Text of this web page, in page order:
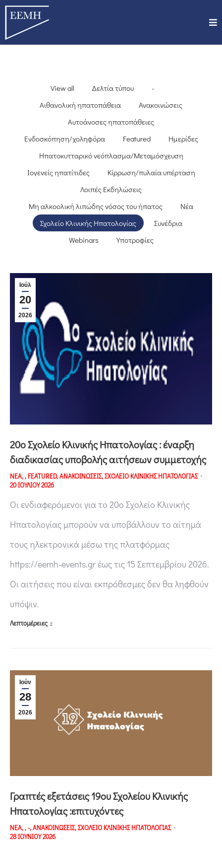
View all Δελτία τύπου
-
Αιθανολική ηπατοπάθεια
Ανακοινώσεις
Αυτοάνοσες ηπατοπάθειες
Ενδοσκόπηση/χοληφόρα
Featured
Ημερίδες
Ηπατοκυτταρικό νεόπλασμα/Μεταμόσχευση
Ιογενείς ηπατίτιδες
Κίρρωση/πυλαία υπέρταση
Λοιπές Εκδηλώσεις
Μη αλκοολική λιπώδης νόσος του ήπατος
Νέα
Σχολείο Κλινικής Ηπατολογίας
Συνέδρια
Webinars
Υποτροφίες
Ιούλ
20
2026
20o Σχολείο Κλινικής Ηπατολογίας : έναρξη
διαδικασίας υποβολής αιτήσεων συμμετοχής
ΝΕΑ,, FEATURED,ΑΝΑΚΟΙΝΩΣΕΙΣ,ΣΧΟΛΕΙΟ ΚΛΙΝΙΚΗΣ ΗΠΑΤΟΛΟΓΙΑΣ
20 ΙΟΥΛΙΟΥ 2026
Οι ενδιαφερόμενοι για το 20ο Σχολείο Κλινικής
Ηπατολογίας μπορούν να υποβάλλουν το αίτημά
τους ηλεκτρονικά μέσω της πλατφόρμας
https://eemh-events.gr έως τις 15 Σεπτεμβρίου 2026.
Οι αιτήσεις που είναι εκπρόθεσμες δεν θα ληφθούν
υπόψιν.
Λεπτομέρειες
Ιούν
28
2026
Γραπτές εξετάσεις 19ου Σχολείου Κλινικής
Ηπατολογίας :επιτυχόντες
ΝΕΑ,,-,ΑΝΑΚΟΙΝΩΣΕΙΣ,ΣΧΟΛΕΙΟ ΚΛΙΝΙΚΗΣ ΗΠΑΤΟΛΟΓΙΑΣ
28 ΙΟΥΝΙΟΥ 2026